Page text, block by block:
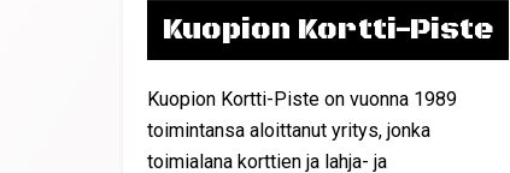
Kuopion Kortti-Piste
Kuopion Kortti-Piste on vuonna 1989
toimintansa aloittanut yritys, jonka
toimialana korttien ja lahja- ja